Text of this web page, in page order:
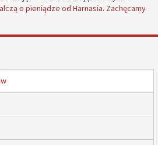
o pieniądze od Harnasia. Zachęcamy